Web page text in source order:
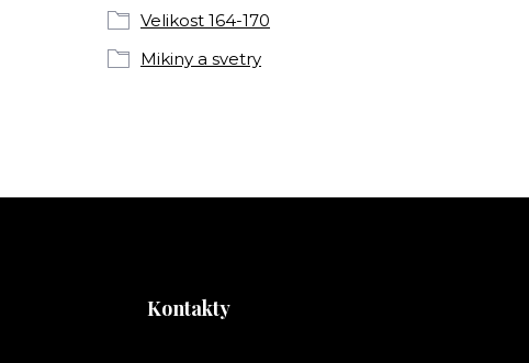
Velikost 164-170
Mikiny a svetry
Kontakty